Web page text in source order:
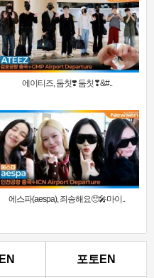
에이티즈, 둠칫❣️ 둠칫❣&#..
에스파(aespa), 죄송해요🥺🎤마이..
포토EN